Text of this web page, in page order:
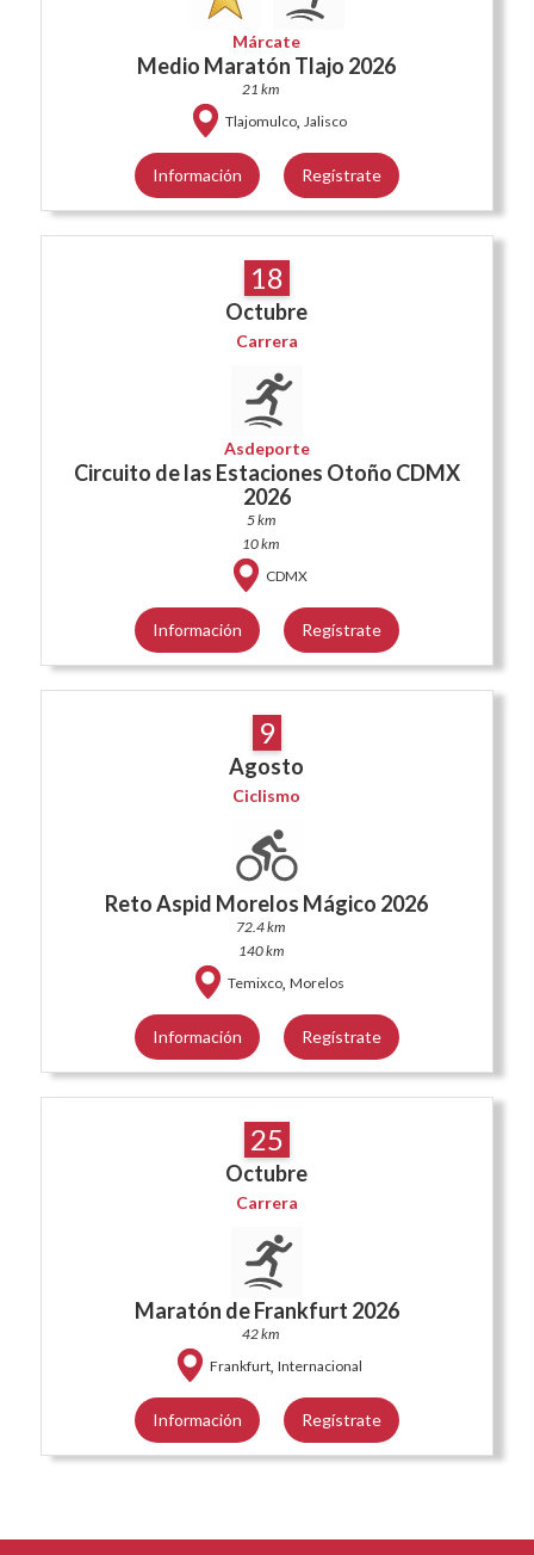
Márcate
Medio Maratón Tlajo 2026
21 km
Tlajomulco, Jalisco
Información Regístrate
18
Octubre
Carrera
Asdeporte
Circuito de las Estaciones Otoño CDMX
2026
5 km
10 km
CDMX
Información Regístrate
9
Agosto
Ciclismo
Reto Aspid Morelos Mágico 2026
72.4 km
140 km
Temixco, Morelos
Información Regístrate
25
Octubre
Carrera
Maratón de Frankfurt 2026
42 km
Frankfurt, Internacional
Información Regístrate